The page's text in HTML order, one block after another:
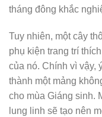
tháng đông khắc
Tuy nhiên, một cây
phụ kiện trang trí
của nó. Chính vì vậy,
thành một mảng
cho mùa Giáng sinh.
lung linh sẽ tạo nên